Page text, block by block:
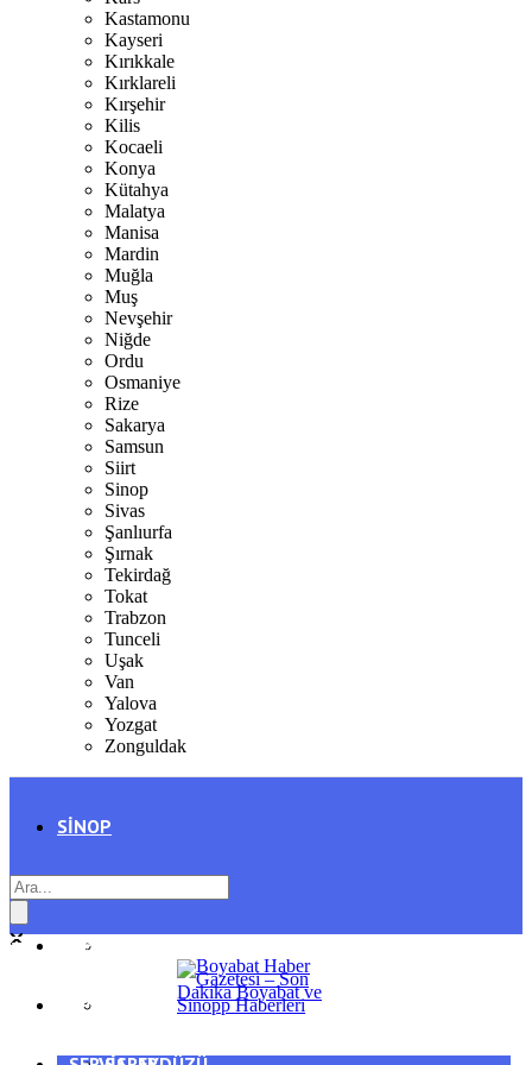
Kastamonu
Kayseri
Kırıkkale
Kırklareli
Kırşehir
Kilis
Kocaeli
Konya
Kütahya
Malatya
Manisa
Mardin
Muğla
Muş
Nevşehir
Niğde
Ordu
Osmaniye
Rize
Sakarya
Samsun
Siirt
Sinop
Sivas
Şanlıurfa
Şırnak
Tekirdağ
Tokat
Trabzon
Tunceli
Uşak
Van
Yalova
Yozgat
Zonguldak
SINOP
AYANCIK
GENEL
SPOR